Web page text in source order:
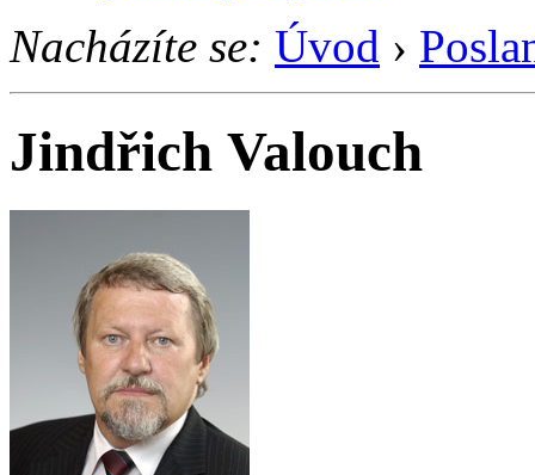
Nacházíte se: Úvod ›
Jindřich Valouch